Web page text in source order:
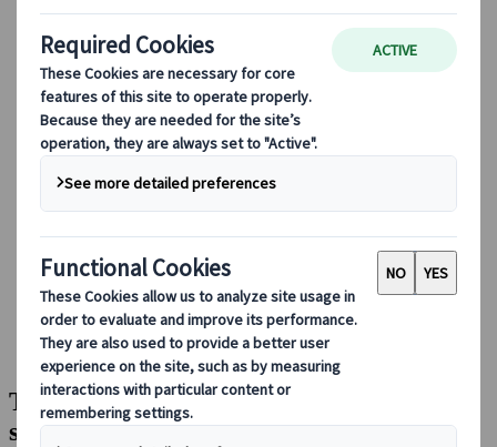
Säsongsbaserade resetips
Höjdpunkter på resmålet
Kulturella insikter
Kulinariska äventyr
Utforska Japan med tåg
Vanliga frågor och svar
Viktig information
Etikett i Japan
Körning i Japan
Boka med oss
Japan Rail Pass
Boende
Reserådgivning online
Japanspecialist
Blog
Utforska Japan med tåg
Topp 5 japanska slott som ligger nära en shinkansen-station
Topp 5 japanska slott som ligger nära en
shinkansen-station